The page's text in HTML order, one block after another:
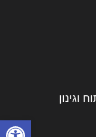
פתח
וגינון